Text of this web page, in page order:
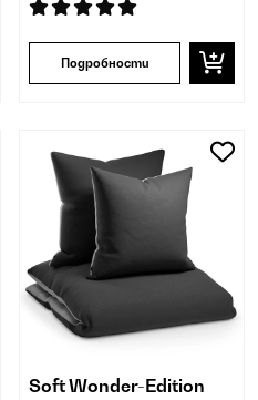
Подробности
Soft Wonder-Edition